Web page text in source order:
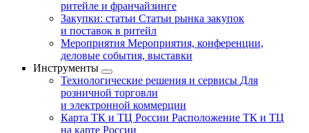
ритейле и франчайзинге
Закупки: статьи Статьи рынка закупок
и поставок в ритейл
Мероприятия Мероприятия, конференции,
деловые события, выставки
Инструменты
Технологические решения и сервисы Для
розничной торговли
и электронной коммерции
Карта ТК и ТЦ России Расположение ТК и ТЦ
на карте России